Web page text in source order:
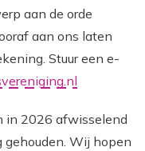
aan de orde
aan ons laten
Stuur een e-
in 2026 afwisselend
gehouden. Wij hopen